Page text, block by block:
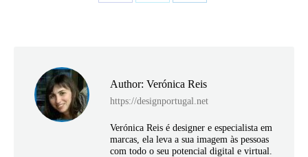
Author: Verónica Reis
https://designportugal.net
Verónica Reis é designer e especialista em
marcas, ela leva a sua imagem às pessoas
com todo o seu potencial digital e virtual.